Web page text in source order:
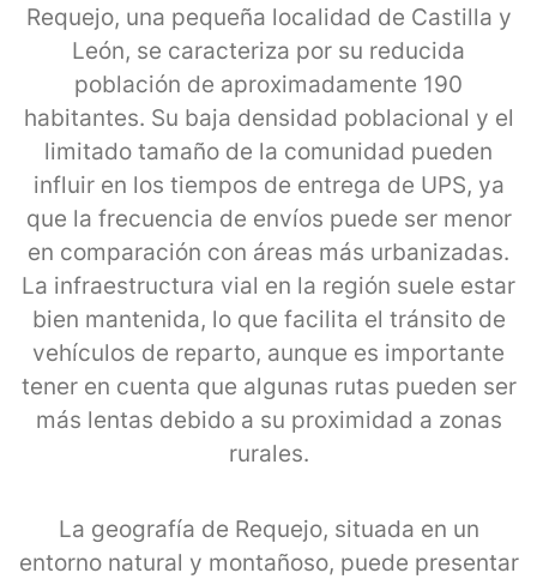
Requejo, una pequeña localidad de Castilla y
León, se caracteriza por su reducida
población de aproximadamente 190
habitantes. Su baja densidad poblacional y el
limitado tamaño de la comunidad pueden
influir en los tiempos de entrega de UPS, ya
que la frecuencia de envíos puede ser menor
en comparación con áreas más urbanizadas.
La infraestructura vial en la región suele estar
bien mantenida, lo que facilita el tránsito de
vehículos de reparto, aunque es importante
tener en cuenta que algunas rutas pueden ser
más lentas debido a su proximidad a zonas
rurales.
La geografía de Requejo, situada en un
entorno natural y montañoso, puede presentar